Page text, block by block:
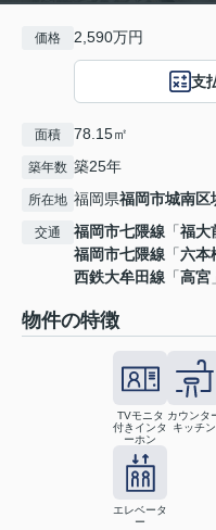
価格 2,590万円
支
面積 78.15㎡
築年数 築25年
所在地 福岡県福岡市城南区
交通 福岡市七隈線 「福大
福岡市七隈線 「六本
西鉄大牟田線 「高宮
物件の特徴
TVモニタ
付きインタ
ーホン
カウンタ
キッチン
エレベータ
ー